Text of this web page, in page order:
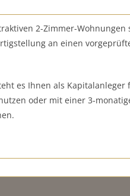
2-Zimmer-
an einen
es Ihnen als Kapitalanleger
oder mit einer 3-